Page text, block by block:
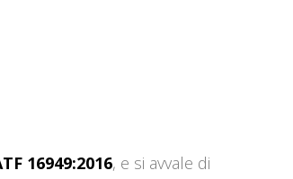
16949:2016, e si avvale di